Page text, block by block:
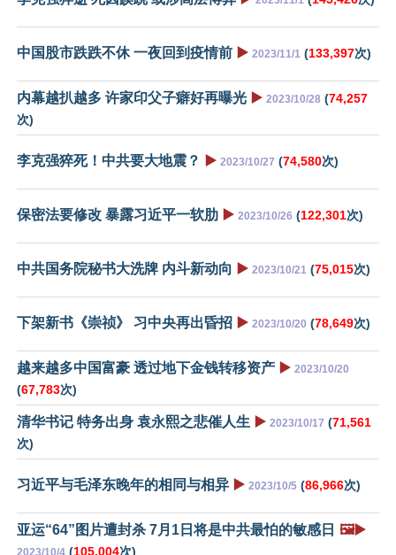
中国股市跌跌不休 一夜回到疫情前 ▶️ 2023/11/1 (133,397次)
内幕越扒越多 许家印父子癖好再曝光 ▶️ 2023/10/28 (74,257
次)
李克强猝死！中共要大地震？ ▶️ 2023/10/27 (74,580次)
保密法要修改 暴露习近平一软肋 ▶️ 2023/10/26 (122,301次)
中共国务院秘书大洗牌 内斗新动向 ▶️ 2023/10/21 (75,015次)
下架新书《崇祯》 习中央再出昏招 ▶️ 2023/10/20 (78,649次)
越来越多中国富豪 透过地下金钱转移资产 ▶️ 2023/10/20
(67,783次)
清华书记 特务出身 袁永熙之悲催人生 ▶️ 2023/10/17 (71,561
次)
习近平与毛泽东晚年的相同与相异 ▶️ 2023/10/5 (86,966次)
亚运“64”图片遭封杀 7月1日将是中共最怕的敏感日 🖼️▶️
2023/10/4 (105,004次)